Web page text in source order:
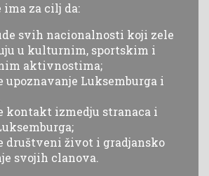
ima za cilj da:
svih nacionalnosti koji zele
u kulturnim, sportskim i
aktivnostima;
upoznavanje Luksemburga i
kontakt izmedju stranaca i
društveni život i gradjansko
svojih clanova.